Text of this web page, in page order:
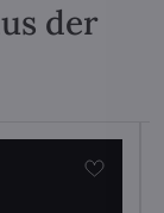
der